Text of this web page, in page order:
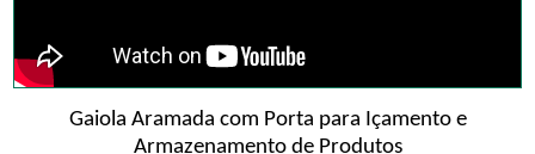
Gaiola Aramada com Porta para Içamento e
Armazenamento de Produtos